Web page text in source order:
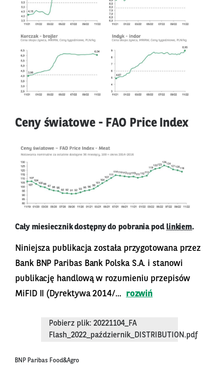
Ceny światowe - FAO Price Index
Cały miesiecznik dostępny do pobrania pod linkiem.
Niniejsza publikacja została przygotowana przez
Bank BNP Paribas Bank Polska S.A. i stanowi
publikację handlową w rozumieniu przepisów
MiFID II (Dyrektywa 2014/...
rozwiń
Pobierz plik: 20221104_FA
Flash_2022_październik_DISTRIBUTION.pdf
BNP Paribas Food&Agro